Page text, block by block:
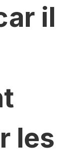
il
les